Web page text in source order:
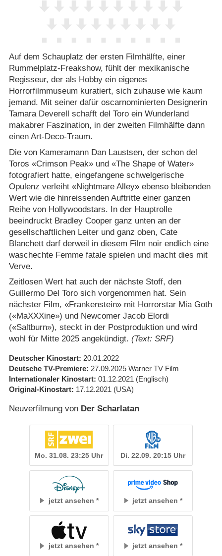
Auf dem Schauplatz der ersten Filmhälfte, einer
Rummelplatz-Freakshow, fühlt der mexikanische
Regisseur, der als Hobby ein eigenes
Horrorfilmmuseum kuratiert, sich zuhause wie kaum
jemand. Mit seiner dafür oscarnominierten Designerin
Tamara Deverell schafft del Toro ein Wunderland
makabrer Faszination, in der zweiten Filmhälfte dann
einen Art-Deco-Traum.
Die von Kameramann Dan Laustsen, der schon del
Toros «Crimson Peak» und «The Shape of Water»
fotografiert hatte, eingefangene schwelgerische
Opulenz verleiht «Nightmare Alley» ebenso bleibenden
Wert wie die hinreissenden Auftritte einer ganzen
Reihe von Hollywoodstars. In der Hauptrolle
beeindruckt Bradley Cooper ganz unten an der
gesellschaftlichen Leiter und ganz oben, Cate
Blanchett darf derweil in diesem Film noir endlich eine
waschechte Femme fatale spielen und macht dies mit
Verve.
Zeitlosen Wert hat auch der nächste Stoff, den
Guillermo Del Toro sich vorgenommen hat. Sein
nächster Film, «Frankenstein» mit Horrorstar Mia Goth
(«MaXXXine») und Newcomer Jacob Elordi
(«Saltburn»), steckt in der Postproduktion und wird
wohl für Mitte 2025 angekündigt. (Text: SRF)
Deutscher Kinostart 20.01.2022
Deutsche TV-Premiere 27.09.2025 Warner TV Film
Internationaler Kinostart 01.12.2021 (Englisch)
Original-Kinostart 17.12.2021 (USA)
Neuverfilmung von Der Scharlatan
Mo. 31.08. 23:25 Uhr Di. 22.09. 20:15 Uhr
jetzt ansehen jetzt ansehen
jetzt ansehen jetzt ansehen